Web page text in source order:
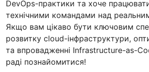
DevOps-практики та хоче
технічними командами над
Якщо вам цікаво бути ключовим
розвитку cloud-інфраструктури,
та впровадженні Infrastructure-as-
раді познайомитися!